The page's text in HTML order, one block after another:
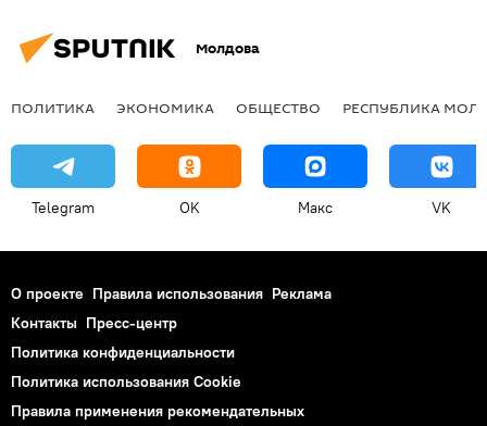
Молдова
ПОЛИТИКА ЭКОНОМИКА ОБЩЕСТВО РЕСПУБЛИКА
Telegram OK Макс VK
О проекте Правила использования Реклама
Контакты Пресс-центр
Политика конфиденциальности
Политика использования Cookie
Правила применения рекомендательных